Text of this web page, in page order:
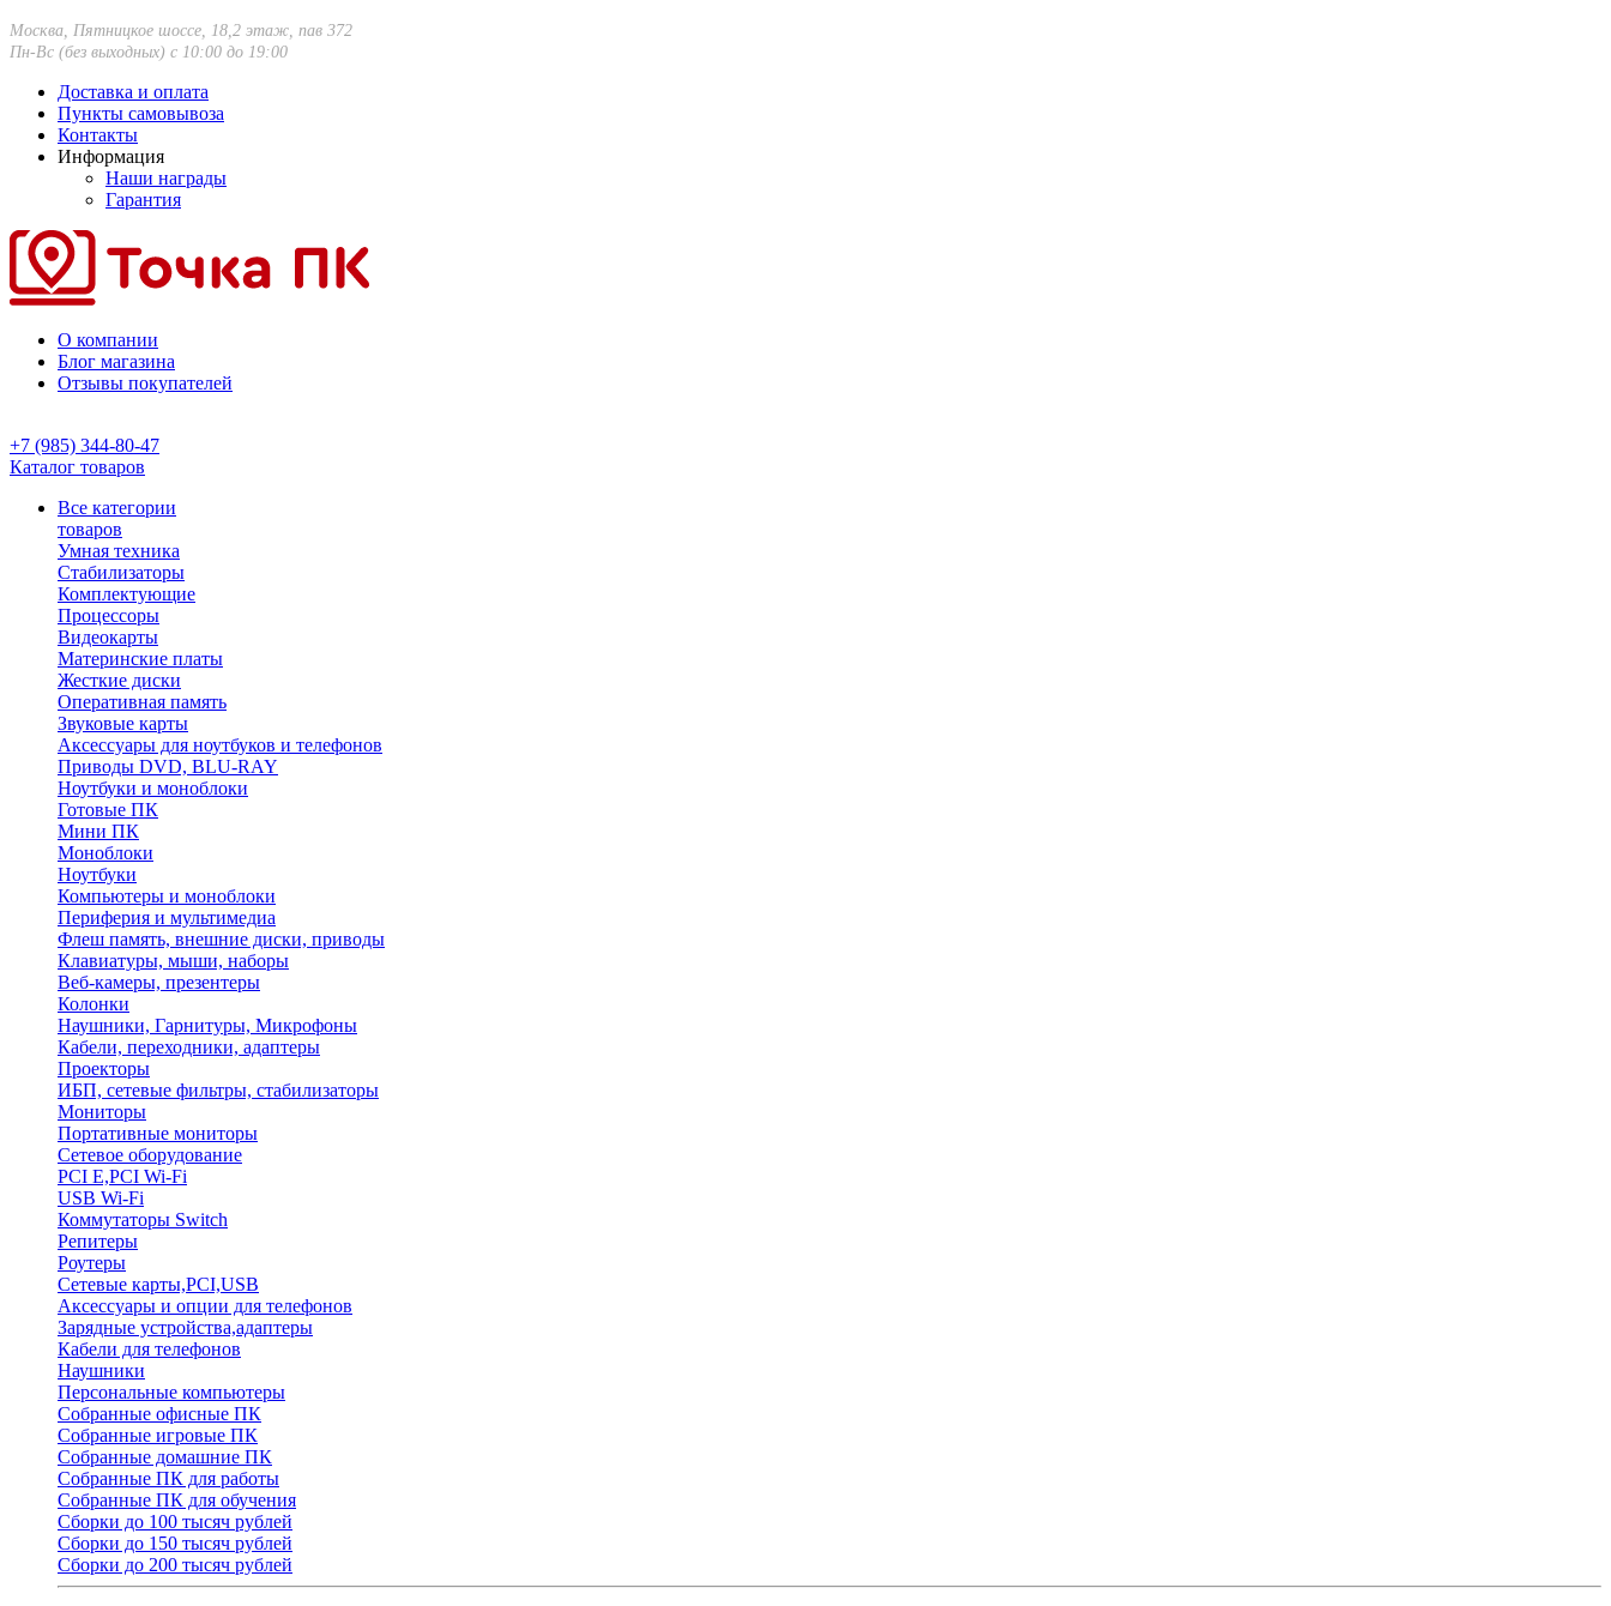
Москва, Пятницкое шоссе, 18,2 этаж, пав 372
Пн-Вс (без выходных) с 10:00 до 19:00
Доставка и оплата
Пункты самовывоза
Контакты
Информация
Наши награды
Гарантия
О компании
Блог магазина
Отзывы покупателей
+7 (985) 344-80-47
Каталог товаров
Все категории
товаров
Умная техника
Стабилизаторы
Комплектующие
Процессоры
Видеокарты
Материнские платы
Жесткие диски
Оперативная память
Звуковые карты
Аксессуары для ноутбуков и телефонов
Приводы DVD, BLU-RAY
Ноутбуки и моноблоки
Готовые ПК
Мини ПК
Моноблоки
Ноутбуки
Компьютеры и моноблоки
Периферия и мультимедиа
Флеш память, внешние диски, приводы
Клавиатуры, мыши, наборы
Веб-камеры, презентеры
Колонки
Наушники, Гарнитуры, Микрофоны
Кабели, переходники, адаптеры
Проекторы
ИБП, сетевые фильтры, стабилизаторы
Мониторы
Портативные мониторы
Сетевое оборудование
PCI E,PCI Wi-Fi
USB Wi-Fi
Коммутаторы Switch
Репитеры
Роутеры
Сетевые карты,PCI,USB
Аксессуары и опции для телефонов
Зарядные устройства,адаптеры
Кабели для телефонов
Наушники
Персональные компьютеры
Собранные офисные ПК
Собранные игровые ПК
Собранные домашние ПК
Собранные ПК для работы
Собранные ПК для обучения
Сборки до 100 тысяч рублей
Сборки до 150 тысяч рублей
Сборки до 200 тысяч рублей